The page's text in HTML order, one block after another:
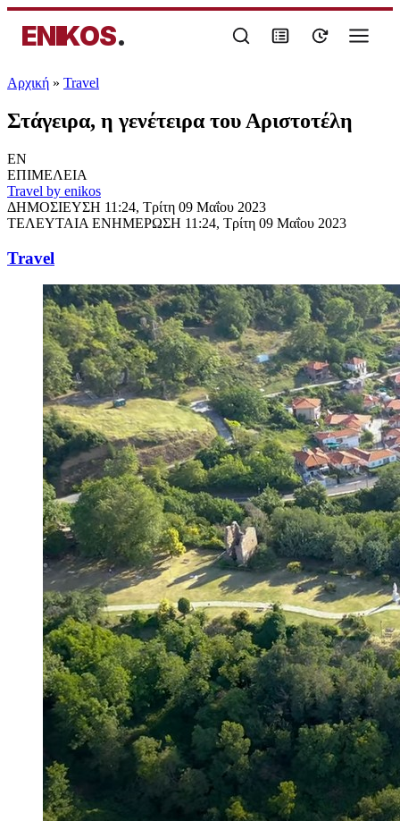
ENIKOS.
Αρχική » Travel
Στάγειρα, η γενέτειρα του Αριστοτέλη
EN
ΕΠΙΜΕΛΕΙΑ
Travel by enikos
ΔΗΜΟΣΙΕΥΣΗ 11:24, Τρίτη 09 Μαΐου 2023
ΤΕΛΕΥΤΑΙΑ ΕΝΗΜΕΡΩΣΗ 11:24, Τρίτη 09 Μαΐου 2023
Travel